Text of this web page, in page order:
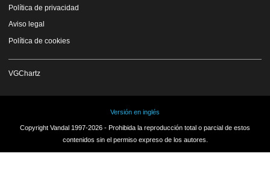
Política de privacidad
Aviso legal
Política de cookies
VGChartz
Versión en inglés
Copyright Vandal 1997-2026 - Prohibida la reproducción total o parcial de estos
contenidos sin el permiso expreso de los autores.